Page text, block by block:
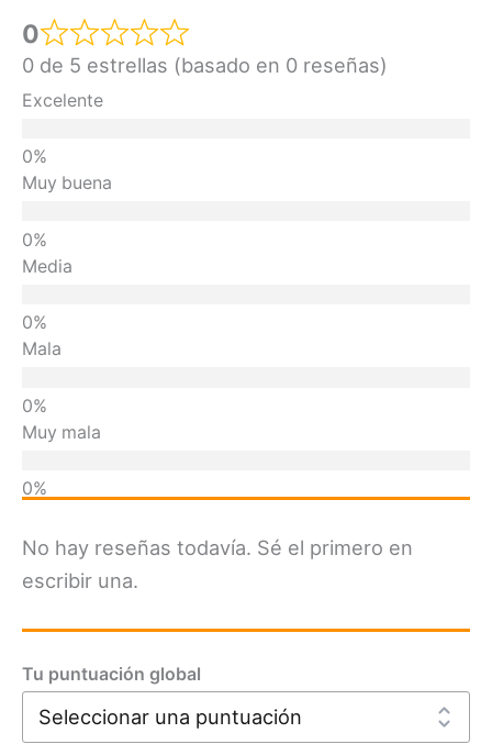
0
0 de 5 estrellas (basado en 0 reseñas)
Excelente
Muy buena
Media
Mala
Muy mala
No hay reseñas todavía. Sé el primero en
escribir una.
Tu puntuación global